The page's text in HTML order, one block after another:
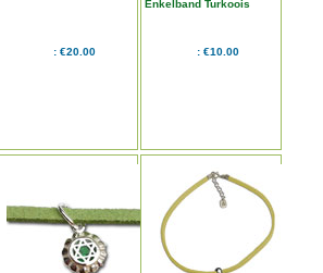
€20.00
Enkelband Turkoois
€10.00